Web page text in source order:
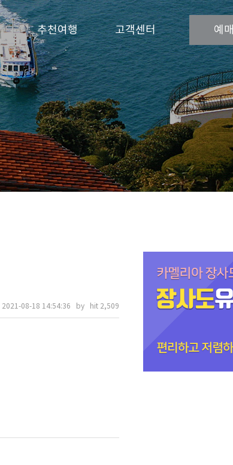
예매
추천여행 고객센터
2021-08-18 14:54:36 by hit 2,509